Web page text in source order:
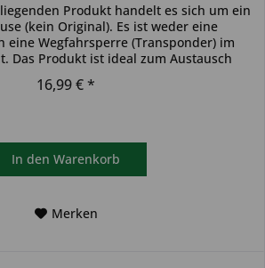
Produkt handelt es sich um ein
(kein Original). Es ist weder eine
eine Wegfahrsperre (Transponder) im
Das Produkt ist ideal zum Austausch
16,99 € *
In den Warenkorb
Merken